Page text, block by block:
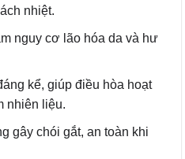
nhiệt.
nguy cơ lão hóa da và hư
kể, giúp điều hòa hoạt
nhiên liệu.
gây chói gắt, an toàn khi